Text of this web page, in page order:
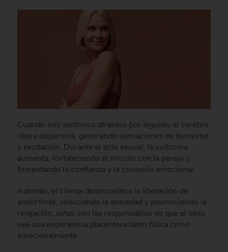
Cuando nos sentimos atraídos por alguien, el cerebro
libera dopamina, generando sensaciones de bienestar
y excitación. Durante el acto sexual, la oxitocina
aumenta, fortaleciendo el vínculo con la pareja y
fomentando la confianza y la conexión emocional.
Además, el clímax desencadena la liberación de
endorfinas, reduciendo la ansiedad y promoviendo la
relajación; estas son las responsables de que el sexo
sea una experiencia placentera tanto física como
emocionalmente.